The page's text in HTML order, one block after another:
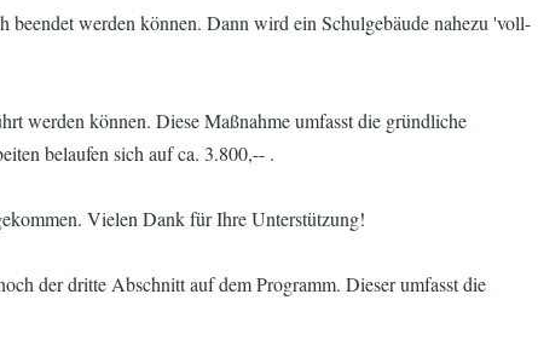
werden können. Dann wird ein Schulgebäude nahezu 'voll-
werden können. Diese Maßnahme umfasst die gründliche
belaufen sich auf ca. 3.800,-- .
Vielen Dank für Ihre Unterstützung!
der dritte Abschnitt auf dem Programm. Dieser umfasst die